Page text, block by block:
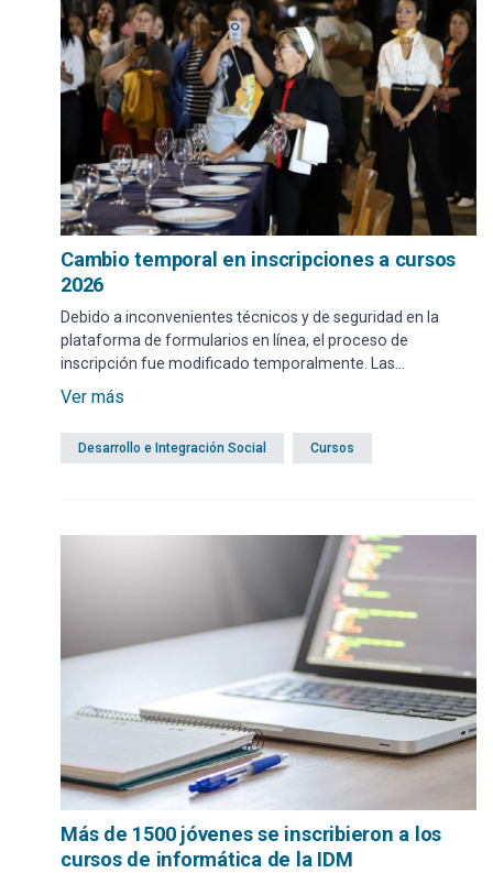
Cambio temporal en inscripciones a cursos
2026
Debido a inconvenientes técnicos y de seguridad en la
plataforma de formularios en línea, el proceso de
inscripción fue modificado temporalmente. Las
inscripciones deberán realizarse de forma presencial en
funcionario registrará la solicitud.
Ver más
Desarrollo e Integración Social Cursos
Más de 1500 jóvenes se inscribieron a los
cursos de informática de la IDM